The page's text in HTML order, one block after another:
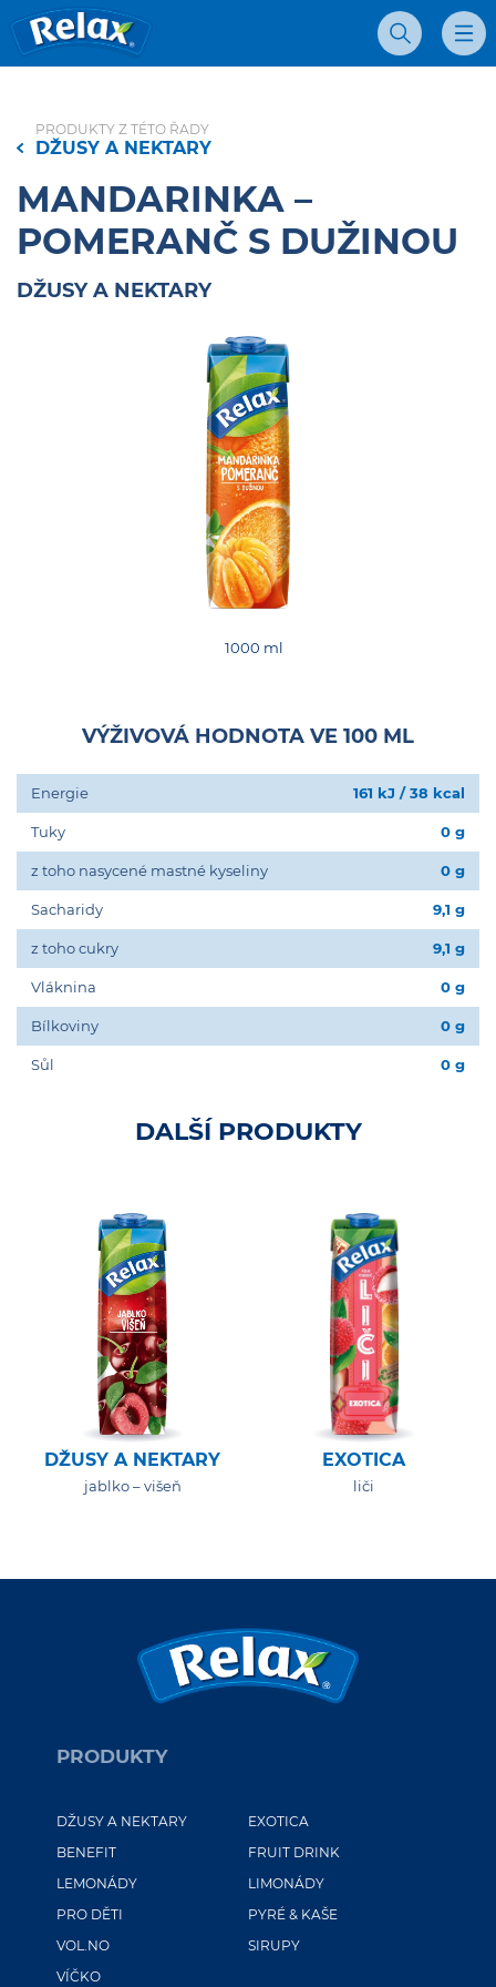
Vyhľadávanie
PRODUKTY Z TÉTO ŘADY
DŽUSY A NEKTARY
MANDARINKA –
POMERANČ S DUŽINOU
DŽUSY A NEKTARY
1000 ml
VÝŽIVOVÁ HODNOTA VE 100 ML
Energie 161 kJ / 38 kcal
Tuky 0 g
z toho nasycené mastné kyseliny 0 g
Sacharidy 9,1 g
z toho cukry 9,1 g
Vláknina 0 g
Bílkoviny 0 g
Sůl 0 g
DALŠÍ PRODUKTY
DŽUSY A NEKTARY
jablko – višeň
EXOTICA
liči
PRODUKTY
DŽUSY A NEKTARY
EXOTICA
BENEFIT
FRUIT DRINK
LEMONÁDY
LIMONÁDY
PRO DĚTI
PYRÉ & KAŠE
VOL.NO
SIRUPY
VÍČKO